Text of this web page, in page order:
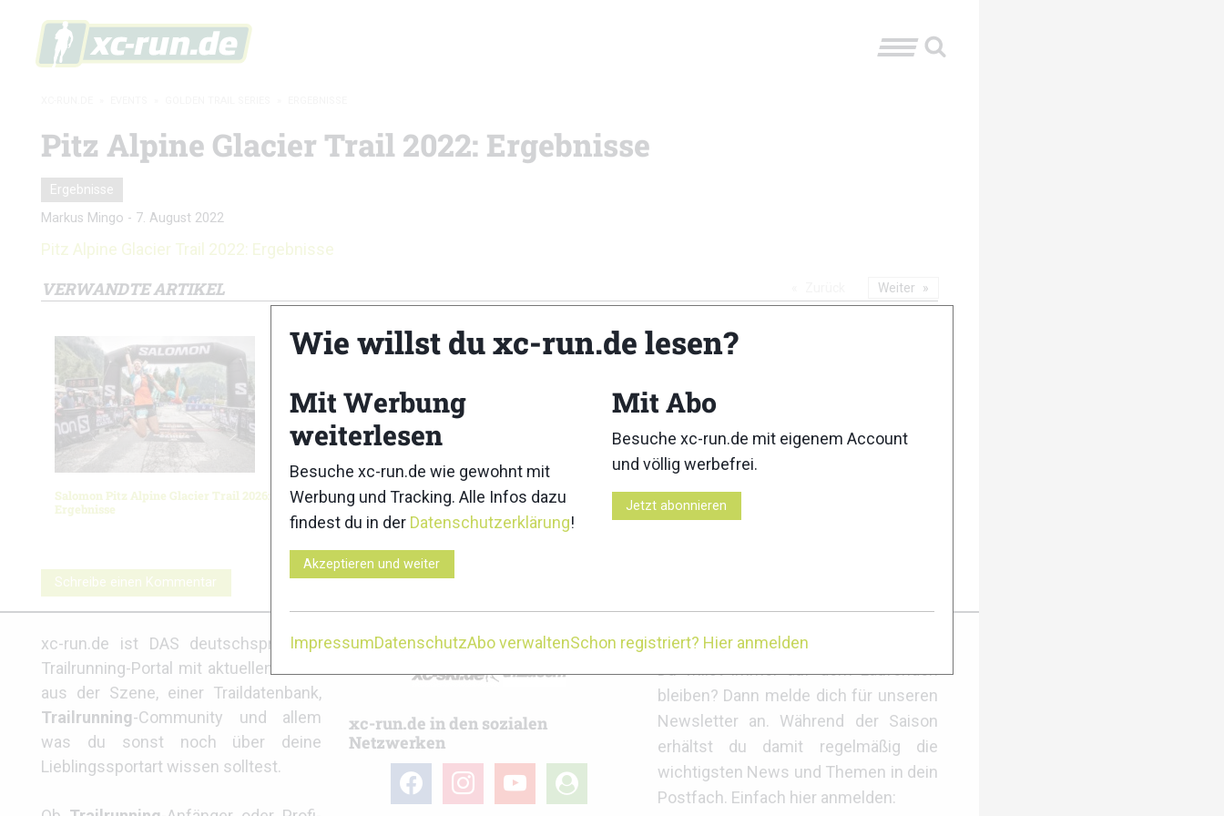
Pitz Alpine Glacier Trail 2022: Ergebnisse
Ergebnisse
Markus Mingo - 7. August 2022
Pitz Alpine Glacier Trail 2022: Ergebnisse
VERWANDTE ARTIKEL
Salomon Pitz Alpine Glacier Trail 2026:
Ergebnisse
Ledro Skyrace 2026: Ergebnisse Zegama-Aizkorri 2026: Ergebnisse
Weiter
Schreibe einen Kommentar
xc-run.de ist DAS deutschsprachige
Trailrunning-Portal mit aktuellen News
aus der Szene, einer Traildatenbank,
Trailrunning-Community und allem
was du sonst noch über deine
Lieblingssportart wissen solltest.
Partner
xc-run.de in den sozialen
Netzwerken
facebookinstagramyoutube
user-
circle
xc-run.de Newsletter Anmeldung
Du willst immer auf dem Laufenden
bleiben? Dann melde dich für unseren
Newsletter an. Während der Saison
erhältst du damit regelmäßig die
wichtigsten News und Themen in dein
Postfach. Einfach hier anmelden:
Wie willst du xc-run.de lesen?
Mit Werbung
weiterlesen
Besuche xc-run.de wie gewohnt mit
Werbung und Tracking. Alle Infos dazu
findest du in der Datenschutzerklärung!
Akzeptieren und weiter
Mit Abo
Besuche xc-run.de mit eigenem Account
und völlig werbefrei.
Jetzt abonnieren
ImpressumDatenschutzAbo verwaltenSchon registriert? Hier anmelden